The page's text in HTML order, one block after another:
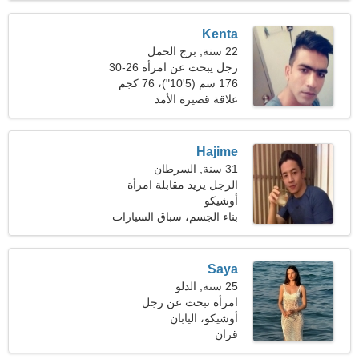
Kenta
22 سنة, برج الحمل
رجل يبحث عن امرأة 26-30
176 سم (5'10")، 76 كجم
(167 رطلا)
علاقة قصيرة الأمد
Hajime
31 سنة, السرطان
الرجل يريد مقابلة امرأة
أوشيكو
بناء الجسم، سباق السيارات
Saya
25 سنة, الدلو
امرأة تبحث عن رجل
أوشيكو، اليابان
قران